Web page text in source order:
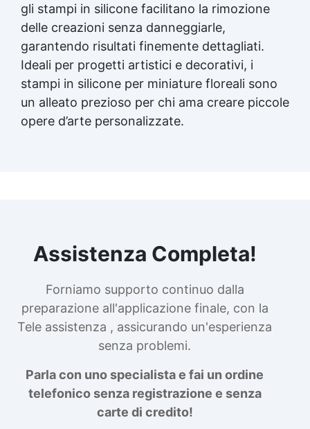
gli stampi in silicone facilitano la rimozione
delle creazioni senza danneggiarle,
garantendo risultati finemente dettagliati.
Ideali per progetti artistici e decorativi, i
stampi in silicone per miniature floreali sono
un alleato prezioso per chi ama creare piccole
opere d’arte personalizzate.
Assistenza Completa!
Forniamo supporto continuo dalla
preparazione all'applicazione finale, con la
Tele assistenza , assicurando un'esperienza
senza problemi.
Parla con uno specialista e fai un ordine
telefonico senza registrazione e senza
carte di credito!